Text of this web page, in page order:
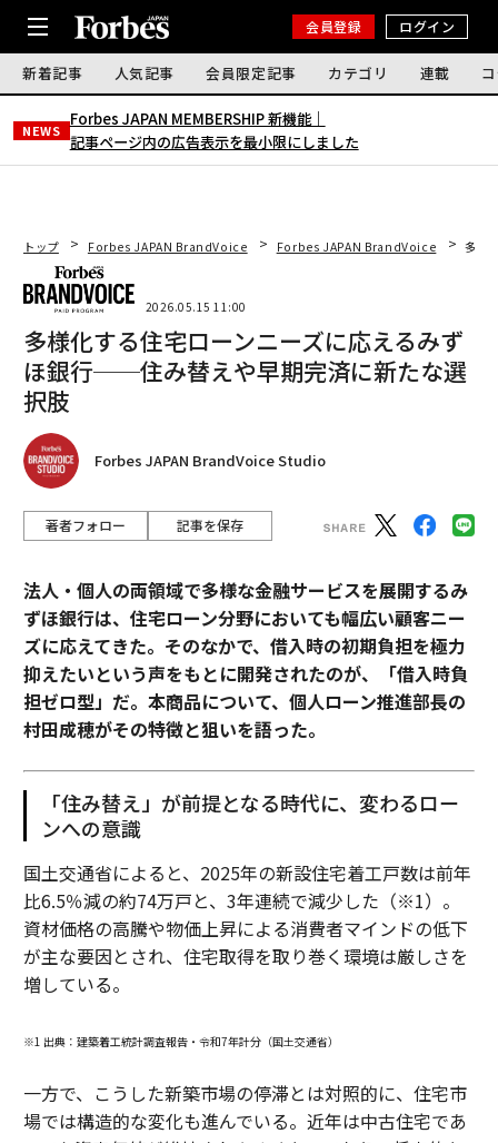
会員登録 ログイン
新着記事 人気記事 会員限定記事 カテゴリ 連載
NEWS
Forbes JAPAN MEMBERSHIP 新機能｜
記事ページ内の広告表示を最小限にしました
トップ Forbes JAPAN BrandVoice Forbes JAPAN BrandVoice 多様
2026.05.15 11:00
多様化する住宅ローンニーズに応えるみず
ほ銀行──住み替えや早期完済に新たな選
択肢
Forbes JAPAN BrandVoice Studio
著者フォロー 記事を保存
法人・個人の両領域で多様な金融サービスを展開するみ
ずほ銀行は、住宅ローン分野においても幅広い顧客ニー
ズに応えてきた。そのなかで、借入時の初期負担を極力
抑えたいという声をもとに開発されたのが、「借入時負
担ゼロ型」だ。本商品について、個人ローン推進部長の
村田成穂がその特徴と狙いを語った。
「住み替え」が前提となる時代に、変わるロー
ンへの意識
国土交通省によると、2025年の新設住宅着工戸数は前年
比6.5％減の約74万戸と、3年連続で減少した（※1）。
資材価格の高騰や物価上昇による消費者マインドの低下
が主な要因とされ、住宅取得を取り巻く環境は厳しさを
増している。
※1 出典：建築着工統計調査報告・令和7年計分（国土交通省）
一方で、こうした新築市場の停滞とは対照的に、住宅市
場では構造的な変化も進んでいる。近年は中古住宅であ